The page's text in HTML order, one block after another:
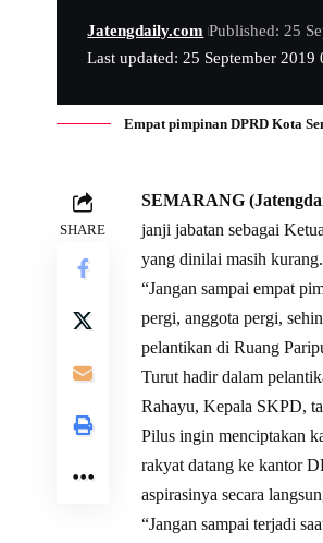
Last updated: 25 September 2019
Jatengdaily.com Published: 25
Empat pimpinan DPRD Kota
SHARE
SEMARANG
janji jabatan sebagai
yang dinilai masih
“Jangan sampai empat
pergi, anggota pergi,
pelantikan di Ruang
Turut hadir dalam
Rahayu, Kepala SKPD,
Pilus ingin menciptakan
rakyat datang ke kantor
aspirasinya secara
“Jangan sampai terjadi